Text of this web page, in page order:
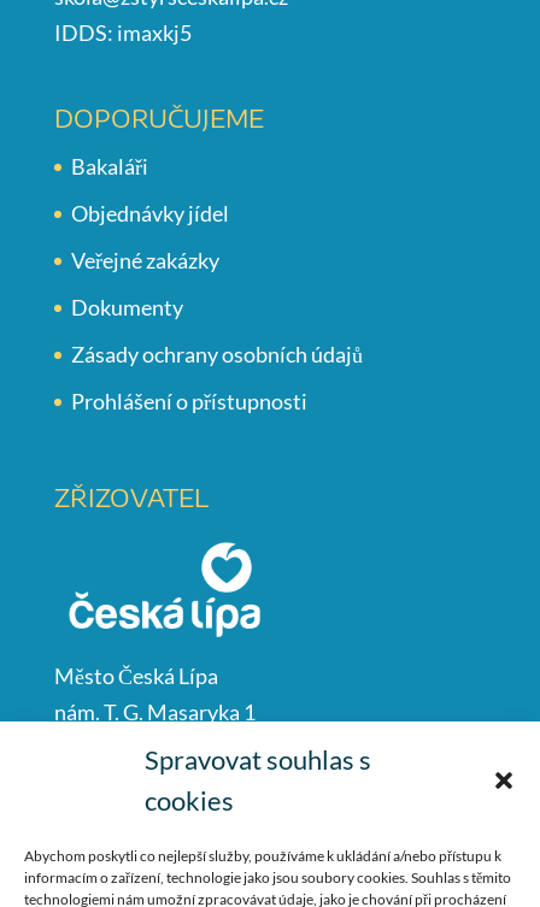
Spravovat souhlas s
cookies
Abychom poskytli co nejlepší služby, používáme k ukládání a/nebo přístupu k
informacím o zařízení, technologie jako jsou soubory cookies. Souhlas s těmito
technologiemi nám umožní zpracovávat údaje, jako je chování při procházení
IDDS: imaxkj5
DOPORUČUJEME
Bakaláři
Objednávky jídel
Veřejné zakázky
Dokumenty
Zásady ochrany osobních údajů
Prohlášení o přístupnosti
ZŘIZOVATEL
Město Česká Lípa
nám. T. G. Masaryka 1
Česká Lípa
487 881 111